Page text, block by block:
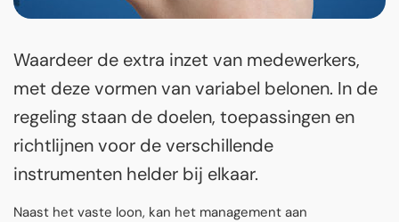
Waardeer de extra inzet van medewerkers,
met deze vormen van variabel belonen. In de
regeling staan de doelen, toepassingen en
richtlijnen voor de verschillende
instrumenten helder bij elkaar.
Naast het vaste loon, kan het management aan